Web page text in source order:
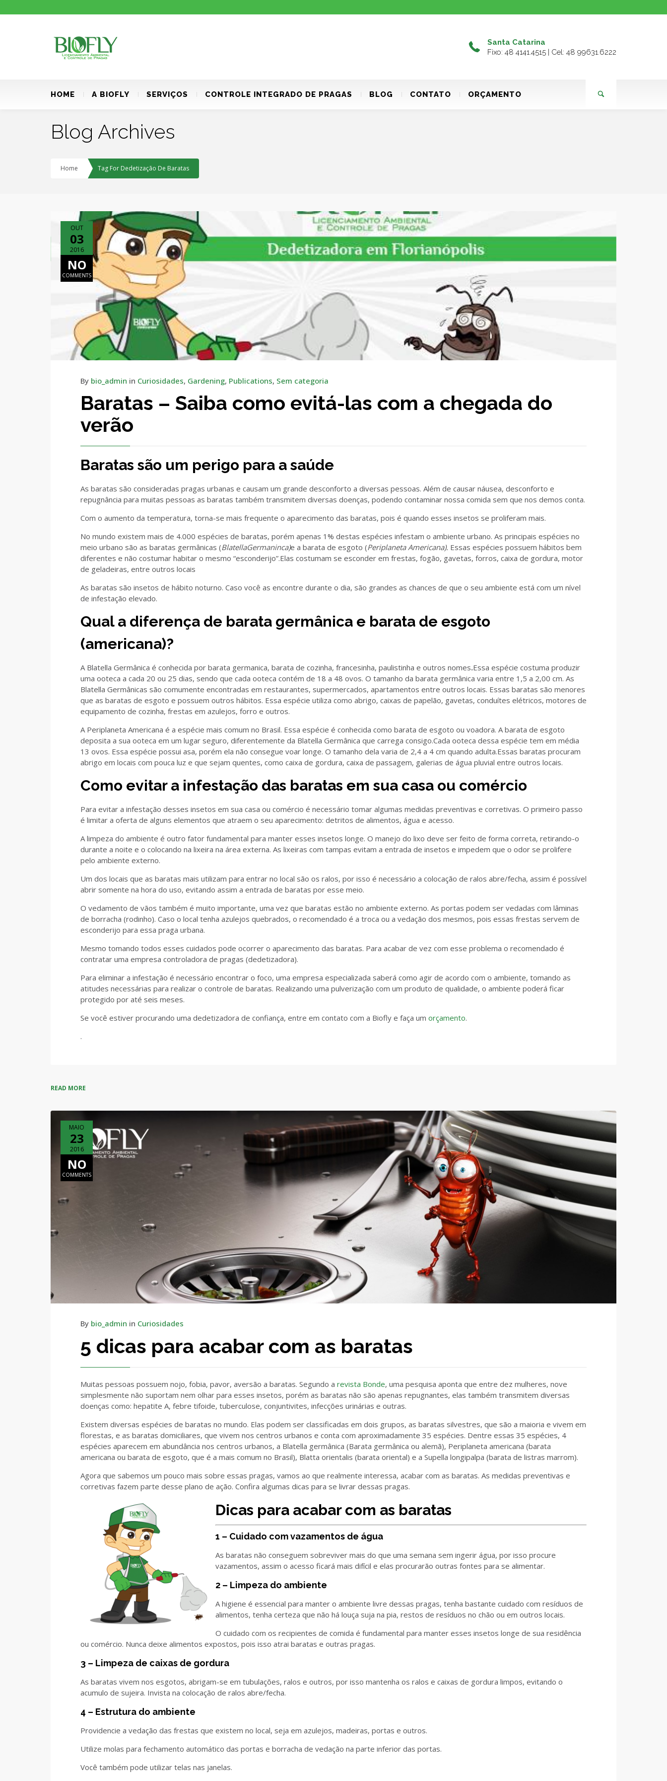
Santa Catarina
Fixo: 48 4141.4515 | Cel: 48 99631.6222
HOME A BIOFLY SERVIÇOS CONTROLE INTEGRADO DE PRAGAS BLOG CONTATO ORÇAMENTO
Blog Archives
Home Tag For Dedetização De Baratas
OUT
03
2016
NO
COMMENTS
By bio_admin in Curiosidades, Gardening, Publications, Sem categoria
Baratas – Saiba como evitá-las com a chegada do
verão
Baratas são um perigo para a saúde
As baratas são consideradas pragas urbanas e causam um grande desconforto a diversas pessoas. Além de causar náusea, desconforto e
repugnância para muitas pessoas as baratas também transmitem diversas doenças, podendo contaminar nossa comida sem que nos demos conta.
Com o aumento da temperatura, torna-se mais frequente o aparecimento das baratas, pois é quando esses insetos se proliferam mais.
No mundo existem mais de 4.000 espécies de baratas, porém apenas 1% destas espécies infestam o ambiente urbano. As principais espécies no
meio urbano são as baratas germânicas (BlatellaGermaninca)e a barata de esgoto (Periplaneta Americana). Essas espécies possuem hábitos bem
diferentes e não costumar habitar o mesmo “esconderijo”.Elas costumam se esconder em frestas, fogão, gavetas, forros, caixa de gordura, motor
de geladeiras, entre outros locais
As baratas são insetos de hábito noturno. Caso você as encontre durante o dia, são grandes as chances de que o seu ambiente está com um nível
de infestação elevado.
Qual a diferença de barata germânica e barata de esgoto
(americana)?
A Blatella Germânica é conhecida por barata germanica, barata de cozinha, francesinha, paulistinha e outros nomes.Essa espécie costuma produzir
uma ooteca a cada 20 ou 25 dias, sendo que cada ooteca contém de 18 a 48 ovos. O tamanho da barata germânica varia entre 1,5 a 2,00 cm. As
Blatella Germânicas são comumente encontradas em restaurantes, supermercados, apartamentos entre outros locais. Essas baratas são menores
que as baratas de esgoto e possuem outros hábitos. Essa espécie utiliza como abrigo, caixas de papelão, gavetas, conduítes elétricos, motores de
equipamento de cozinha, frestas em azulejos, forro e outros.
A Periplaneta Americana é a espécie mais comum no Brasil. Essa espécie é conhecida como barata de esgoto ou voadora. A barata de esgoto
deposita a sua ooteca em um lugar seguro, diferentemente da Blatella Germânica que carrega consigo.Cada ooteca dessa espécie tem em média
13 ovos. Essa espécie possui asa, porém ela não consegue voar longe. O tamanho dela varia de 2,4 a 4 cm quando adulta.Essas baratas procuram
abrigo em locais com pouca luz e que sejam quentes, como caixa de gordura, caixa de passagem, galerias de água pluvial entre outros locais.
Como evitar a infestação das baratas em sua casa ou comércio
Para evitar a infestação desses insetos em sua casa ou comércio é necessário tomar algumas medidas preventivas e corretivas. O primeiro passo
é limitar a oferta de alguns elementos que atraem o seu aparecimento: detritos de alimentos, água e acesso.
A limpeza do ambiente é outro fator fundamental para manter esses insetos longe. O manejo do lixo deve ser feito de forma correta, retirando-o
durante a noite e o colocando na lixeira na área externa. As lixeiras com tampas evitam a entrada de insetos e impedem que o odor se prolifere
pelo ambiente externo.
Um dos locais que as baratas mais utilizam para entrar no local são os ralos, por isso é necessário a colocação de ralos abre/fecha, assim é possível
abrir somente na hora do uso, evitando assim a entrada de baratas por esse meio.
O vedamento de vãos também é muito importante, uma vez que baratas estão no ambiente externo. As portas podem ser vedadas com lâminas
de borracha (rodinho). Caso o local tenha azulejos quebrados, o recomendado é a troca ou a vedação dos mesmos, pois essas frestas servem de
esconderijo para essa praga urbana.
Mesmo tomando todos esses cuidados pode ocorrer o aparecimento das baratas. Para acabar de vez com esse problema o recomendado é
contratar uma empresa controladora de pragas (dedetizadora).
Para eliminar a infestação é necessário encontrar o foco, uma empresa especializada saberá como agir de acordo com o ambiente, tomando as
atitudes necessárias para realizar o controle de baratas. Realizando uma pulverização com um produto de qualidade, o ambiente poderá ficar
protegido por até seis meses.
Se você estiver procurando uma dedetizadora de confiança, entre em contato com a Biofly e faça um orçamento.
.
READ MORE
MAIO
23
2016
NO
COMMENTS
By bio_admin in Curiosidades
5 dicas para acabar com as baratas
Muitas pessoas possuem nojo, fobia, pavor, aversão a baratas. Segundo a revista Bonde, uma pesquisa aponta que entre dez mulheres, nove
simplesmente não suportam nem olhar para esses insetos, porém as baratas não são apenas repugnantes, elas também transmitem diversas
doenças como: hepatite A, febre tifoide, tuberculose, conjuntivites, infecções urinárias e outras.
Existem diversas espécies de baratas no mundo. Elas podem ser classificadas em dois grupos, as baratas silvestres, que são a maioria e vivem em
florestas, e as baratas domiciliares, que vivem nos centros urbanos e conta com aproximadamente 35 espécies. Dentre essas 35 espécies, 4
espécies aparecem em abundância nos centros urbanos, a Blatella germânica (Barata germânica ou alemã), Periplaneta americana (barata
americana ou barata de esgoto, que é a mais comum no Brasil), Blatta orientalis (barata oriental) e a Supella longipalpa (barata de listras marrom).
Agora que sabemos um pouco mais sobre essas pragas, vamos ao que realmente interessa, acabar com as baratas. As medidas preventivas e
corretivas fazem parte desse plano de ação. Confira algumas dicas para se livrar dessas pragas.
Dicas para acabar com as baratas
1 – Cuidado com vazamentos de água
As baratas não conseguem sobreviver mais do que uma semana sem ingerir água, por isso procure
vazamentos, assim o acesso ficará mais difícil e elas procurarão outras fontes para se alimentar.
2 – Limpeza do ambiente
A higiene é essencial para manter o ambiente livre dessas pragas, tenha bastante cuidado com resíduos de
alimentos, tenha certeza que não há louça suja na pia, restos de resíduos no chão ou em outros locais.
O cuidado com os recipientes de comida é fundamental para manter esses insetos longe de sua residência
ou comércio. Nunca deixe alimentos expostos, pois isso atrai baratas e outras pragas.
3 – Limpeza de caixas de gordura
As baratas vivem nos esgotos, abrigam-se em tubulações, ralos e outros, por isso mantenha os ralos e caixas de gordura limpos, evitando o
acumulo de sujeira. Invista na colocação de ralos abre/fecha.
4 – Estrutura do ambiente
Providencie a vedação das frestas que existem no local, seja em azulejos, madeiras, portas e outros.
Utilize molas para fechamento automático das portas e borracha de vedação na parte inferior das portas.
Você também pode utilizar telas nas janelas.